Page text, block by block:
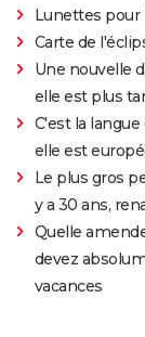
Lunettes pour
Carte de
Une nouvelle
elle est plus
C'est la
elle est
Le plus gros
y a 30 ans,
Quelle
devez
vacances